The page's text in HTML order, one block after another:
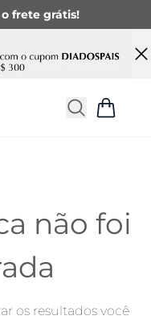
frete grátis!
não foi
os resultados você